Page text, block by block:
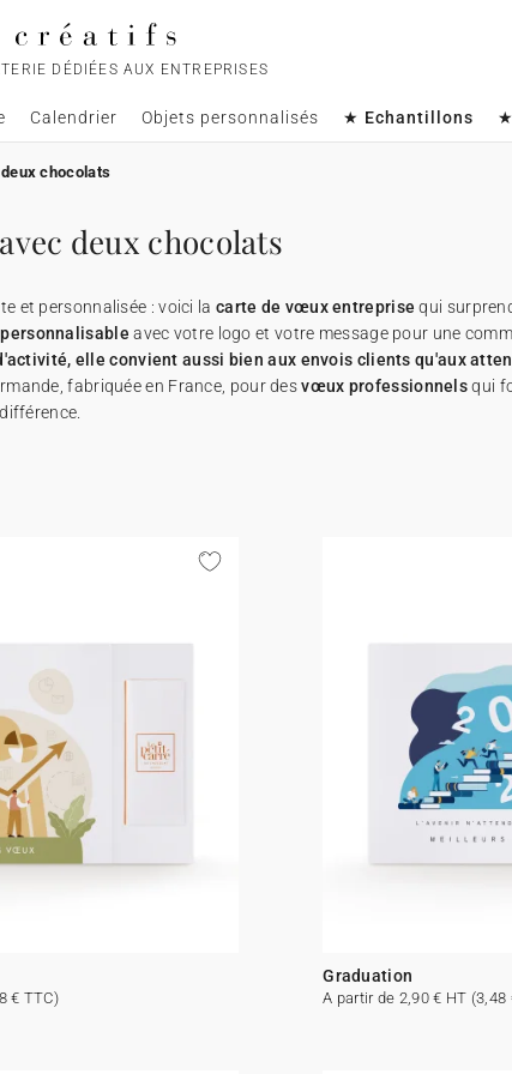
DÉDIÉES AUX ENTREPRISES
Calendrier Objets personnalisés ★ Echantillons
chocolats
deux chocolats
et personnalisée : voici la carte de vœux entreprise qui
avec votre logo et votre message pour une
elle convient aussi bien aux envois clients qu'aux
fabriquée en France, pour desvœux professionnelsqui
€ TTC)
Graduation
A partir de 2,90 € HT (3,48